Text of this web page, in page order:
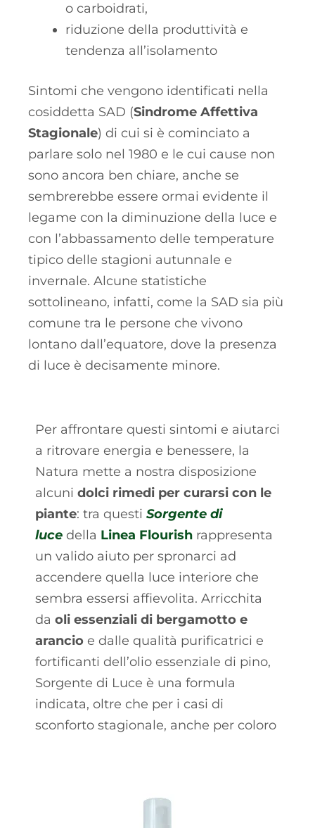
o carboidrati,
riduzione della produttività e
tendenza all’isolamento
Sintomi che vengono identificati nella
cosiddetta SAD (Sindrome Affettiva
Stagionale) di cui si è cominciato a
parlare solo nel 1980 e le cui cause non
sono ancora ben chiare, anche se
sembrerebbe essere ormai evidente il
legame con la diminuzione della luce e
con l’abbassamento delle temperature
tipico delle stagioni autunnale e
invernale. Alcune statistiche
sottolineano, infatti, come la SAD sia più
comune tra le persone che vivono
lontano dall’equatore, dove la presenza
di luce è decisamente minore.
Per affrontare questi sintomi e aiutarci
a ritrovare energia e benessere, la
Natura mette a nostra disposizione
alcuni dolci rimedi per curarsi con le
piante: tra questi Sorgente di
luce della Linea Flourish rappresenta
un valido aiuto per spronarci ad
accendere quella luce interiore che
sembra essersi affievolita. Arricchita
da oli essenziali di bergamotto e
arancio e dalle qualità purificatrici e
fortificanti dell’olio essenziale di pino,
Sorgente di Luce è una formula
indicata, oltre che per i casi di
sconforto stagionale, anche per coloro